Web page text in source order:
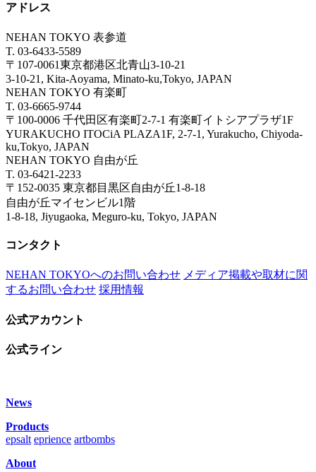
アドレス
NEHAN TOKYO 表参道
T. 03-6433-5589
〒107-0061東京都港区北青山3-10-21
3-10-21, Kita-Aoyama, Minato-ku,Tokyo, JAPAN
NEHAN TOKYO 有楽町
T. 03-6665-9744
〒100-0006 千代田区有楽町2-7-1 有楽町イトシアプラザ1F
YURAKUCHO ITOCiA PLAZA1F, 2-7-1, Yurakucho, Chiyoda-
ku,Tokyo, JAPAN
NEHAN TOKYO 自由が丘
T. 03-6421-2233
〒152-0035 東京都目黒区自由が丘1-8-18
自由が丘マイセンビル1階
1-8-18, Jiyugaoka, Meguro-ku, Tokyo, JAPAN
コンタクト
NEHAN TOKYOへのお問い合わせ メディア掲載や取材に関
するお問い合わせ 採用情報
公式アカウント
公式ライン
News
Products
epsalt eprience artbombs
About